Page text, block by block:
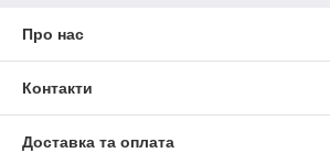
Про нас
Контакти
Доставка та оплата